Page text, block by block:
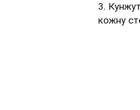
3.
кожну